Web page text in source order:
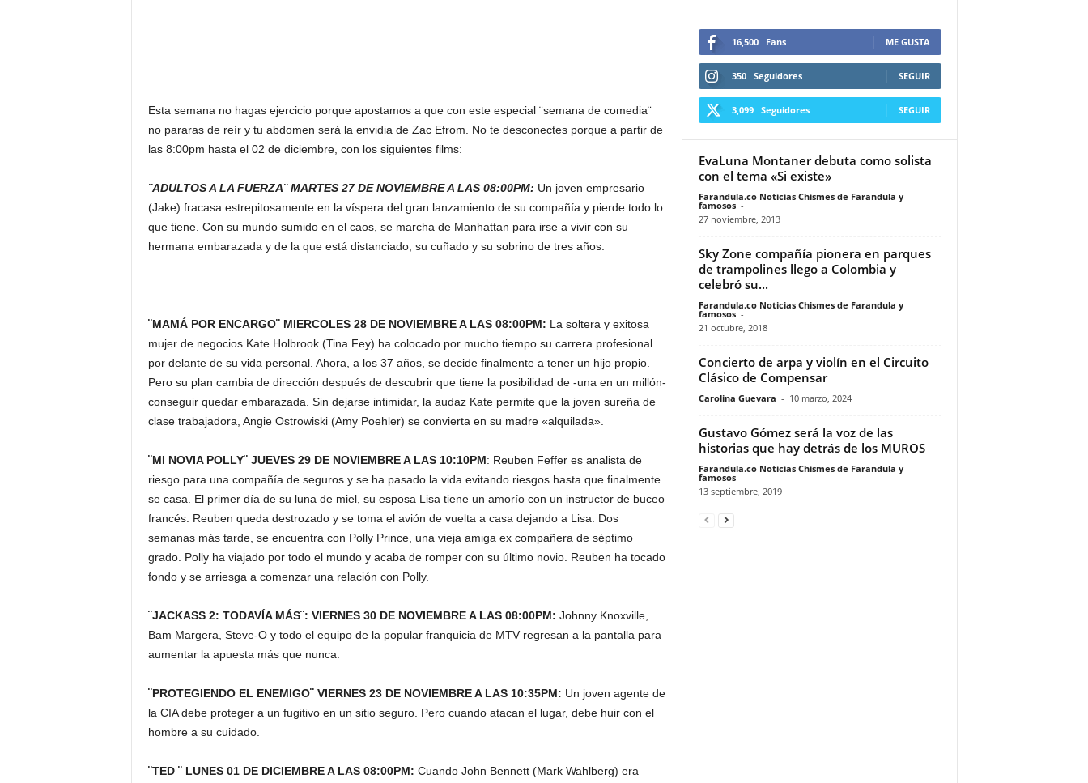
Esta semana no hagas ejercicio porque apostamos a que con este especial ¨semana de comedia¨
no pararas de reír y tu abdomen será la envidia de Zac Efrom. No te desconectes porque a partir de
las 8:00pm hasta el 02 de diciembre, con los siguientes films:
¨ADULTOS A LA FUERZA¨ MARTES 27 DE NOVIEMBRE A LAS 08:00PM: Un joven empresario
(Jake) fracasa estrepitosamente en la víspera del gran lanzamiento de su compañía y pierde todo lo
que tiene. Con su mundo sumido en el caos, se marcha de Manhattan para irse a vivir con su
hermana embarazada y de la que está distanciado, su cuñado y su sobrino de tres años.
¨MAMÁ POR ENCARGO¨ MIERCOLES 28 DE NOVIEMBRE A LAS 08:00PM: La soltera y exitosa
mujer de negocios Kate Holbrook (Tina Fey) ha colocado por mucho tiempo su carrera profesional
por delante de su vida personal. Ahora, a los 37 años, se decide finalmente a tener un hijo propio.
Pero su plan cambia de dirección después de descubrir que tiene la posibilidad de -una en un millón-
conseguir quedar embarazada. Sin dejarse intimidar, la audaz Kate permite que la joven sureña de
clase trabajadora, Angie Ostrowiski (Amy Poehler) se convierta en su madre «alquilada».
¨MI NOVIA POLLY¨ JUEVES 29 DE NOVIEMBRE A LAS 10:10PM: Reuben Feffer es analista de
riesgo para una compañía de seguros y se ha pasado la vida evitando riesgos hasta que finalmente
se casa. El primer día de su luna de miel, su esposa Lisa tiene un amorío con un instructor de buceo
francés. Reuben queda destrozado y se toma el avión de vuelta a casa dejando a Lisa. Dos
semanas más tarde, se encuentra con Polly Prince, una vieja amiga ex compañera de séptimo
grado. Polly ha viajado por todo el mundo y acaba de romper con su último novio. Reuben ha tocado
fondo y se arriesga a comenzar una relación con Polly.
¨JACKASS 2: TODAVÍA MÁS¨: VIERNES 30 DE NOVIEMBRE A LAS 08:00PM: Johnny Knoxville,
Bam Margera, Steve-O y todo el equipo de la popular franquicia de MTV regresan a la pantalla para
aumentar la apuesta más que nunca.
¨PROTEGIENDO EL ENEMIGO¨ VIERNES 23 DE NOVIEMBRE A LAS 10:35PM: Un joven agente de
la CIA debe proteger a un fugitivo en un sitio seguro. Pero cuando atacan el lugar, debe huir con el
hombre a su cuidado.
¨TED ¨ LUNES 01 DE DICIEMBRE A LAS 08:00PM: Cuando John Bennett (Mark Wahlberg) era
16,500 Fans ME GUSTA
350 Seguidores SEGUIR
3,099 Seguidores SEGUIR
EvaLuna Montaner debuta como solista
con el tema «Si existe»
Farandula.co Noticias Chismes de Farandula y
famosos -
27 noviembre, 2013
Sky Zone compañía pionera en parques
de trampolines llego a Colombia y
celebró su...
Farandula.co Noticias Chismes de Farandula y
famosos -
21 octubre, 2018
Concierto de arpa y violín en el Circuito
Clásico de Compensar
Carolina Guevara - 10 marzo, 2024
Gustavo Gómez será la voz de las
historias que hay detrás de los MUROS
Farandula.co Noticias Chismes de Farandula y
famosos -
13 septiembre, 2019